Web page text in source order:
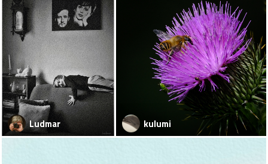
Ludmar kulumi